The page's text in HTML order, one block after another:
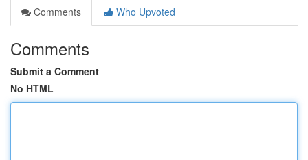
Comments
Who Upvoted
Comments
Submit a Comment
No HTML